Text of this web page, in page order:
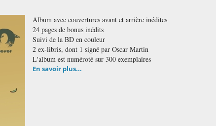
Album avec couvertures avant et arrière inédites
24 pages de bonus inédits
Suivi de la BD en couleur
2 ex-libris, dont 1 signé par Oscar Martin
L'album est numéroté sur 300 exemplaires
En savoir plus...